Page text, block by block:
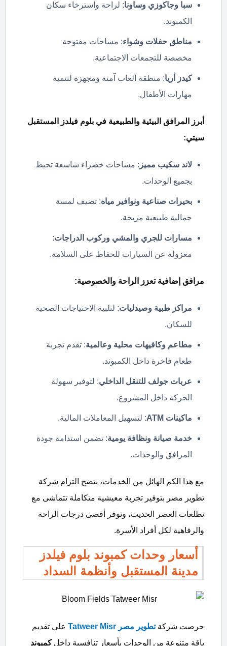
سبا وجاكوزي وساونا: لراحة واسترخاء سكان
الكمبوند.
مناطق حفلات وشواء: مساحات مفتوحة
مخصصة للتجمعات الاجتماعية.
كيدز أريا: منطقة ألعاب آمنة ومجهزة لتنمية
مهارات الأطفال.
أبرز المرافق البيئية والطبيعية في بلوم فيلدز المستقبل
سيتي:
لاند سكيب مميز : مساحات خضراء شاسعة تحيط
بجميع الوحدات.
بحيرات صناعية ونوافير مياه: تضيف لمسة
جمالية طبيعية مريحة.
مسارات للجري والمشي وركوب الدراجات:
معزولة عن السيارات للحفاظ على السلامة.
مرافق إضافية تعزز الراحة والخصوصية:
مراكز طبية وصيدليات: لتلبية الاحتياجات الصحية
للسكان.
مطاعم وكافيهات محلية وعالمية: تقدم تجربة
طعام فاخرة داخل الكمبوند.
عربات جولف للتنقل الداخلي: لتوفير سهولة
الحركة داخل المشروع.
ماكينات : لتسهيل المعاملات المالية.
خدمة صيانة ونظافة يومية: تضمن استدامة جودة
المرافق والوحدات.
مع هذا الكم الهائل من الخدمات، يتضح التزام شركة
تطوير مصر بتوفير تجربة معيشية متكاملة تتماشى مع
تطلعات العصر الحديث، وتوفر أقصى درجات الراحة
والرفاهية لكل أفراد الأسرة.
أسعار وحدات كمبوند بلوم فيلدز
مدينة المستقبل وأنظمة السداد
حرصت شركةتطوير مصر
على تقديم
باقة متنوعة من الوحدات بأسعار تنافسية داخلكمبوند